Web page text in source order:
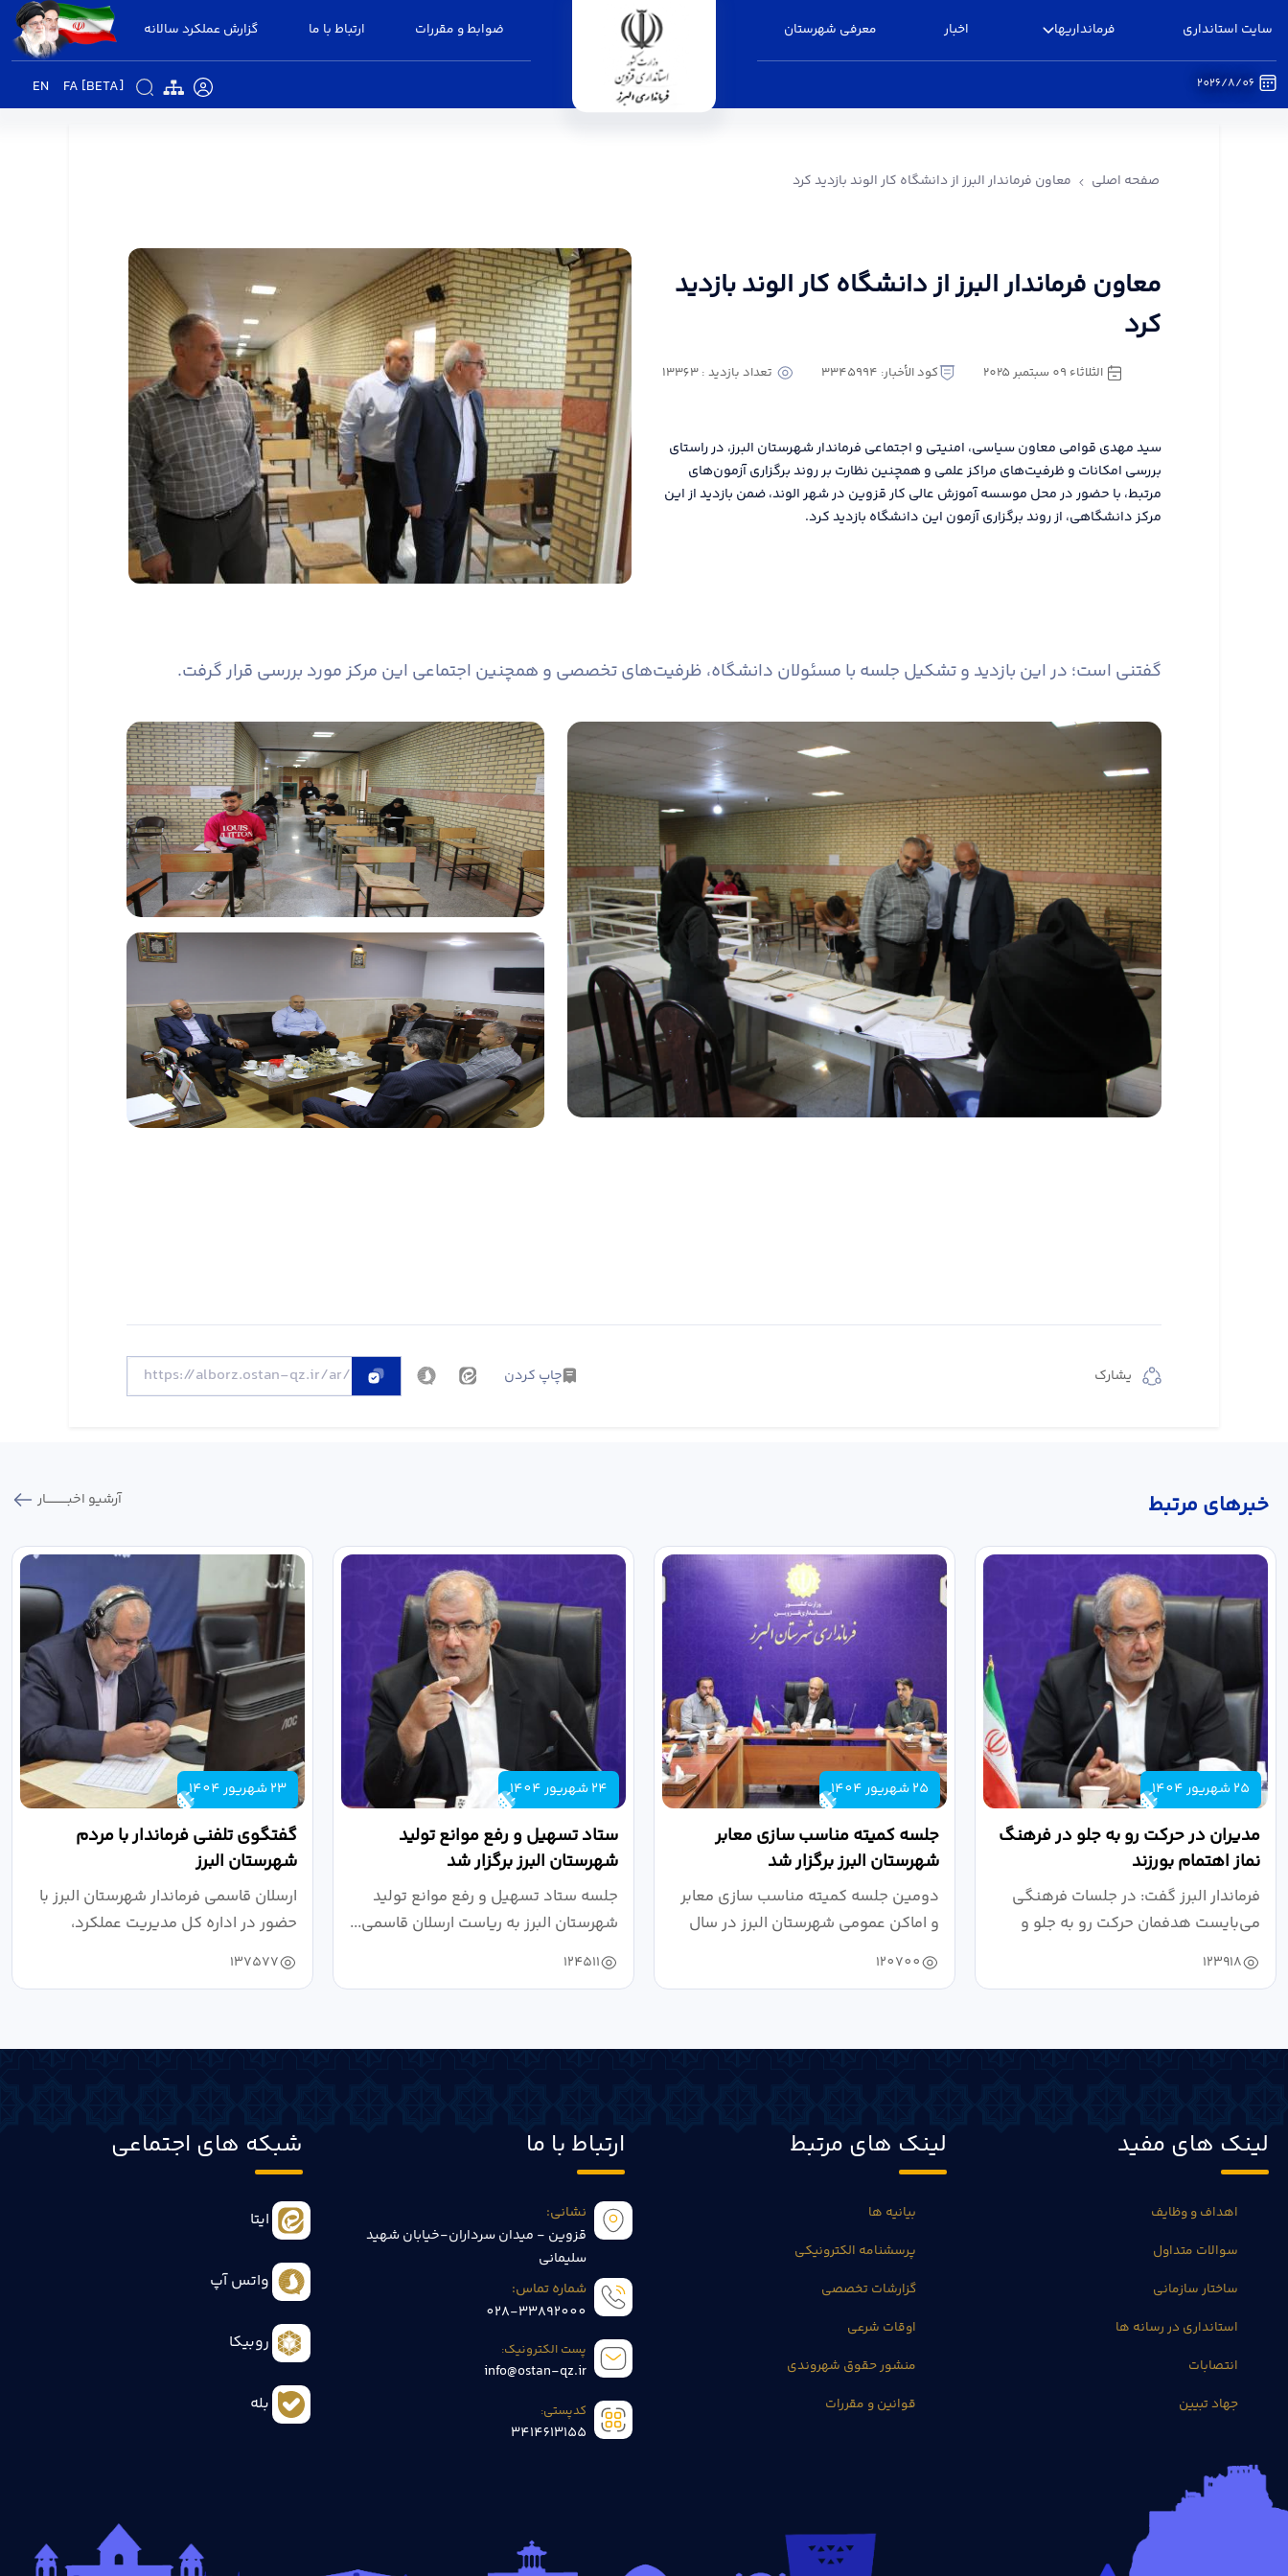
سایت استانداری فرمانداریها اخبار معرفی شهرستان ضوابط و مقررات ارتباط با ما گزارش عملکرد سالانه
FA [BETA]
EN 2026/8/06
صفحه اصلی معاون فرماندار البرز از دانشگاه کار الوند بازدید کرد
معاون فرماندار البرز از دانشگاه کار الوند بازدید
کرد
الثلاثاء ٠٩ سبتمبر ٢٠٢٥ كود الأخبار: 3345994 تعداد بازدید : 13363
سید مهدی قوامی معاون سیاسی، امنیتی و اجتماعی فرماندار شهرستان البرز، در راستای
بررسی امکانات و ظرفیت‌های مراکز علمی و همچنین نظارت بر روند برگزاری آزمون‌های
مرتبط، با حضور در محل موسسه آموزش عالی کار قزوین در شهر الوند، ضمن بازدید از این
مرکز دانشگاهی، از روند برگزاری آزمون این دانشگاه بازدید کرد.
گفتنی است؛ در این بازدید و تشکیل جلسه با مسئولان دانشگاه، ظرفیت‌های تخصصی و همچنین اجتماعی این مرکز مورد بررسی قرار گرفت.
يشارك چاپ کردن
خبر‌های مرتبط آرشیو اخبـــــــــــار
25 شهریور 1404
مدیران در حرکت رو به جلو در فرهنگ
نماز اهتمام بورزند
فرماندار البرز گفت: در جلسات فرهنگی
می‌بایست هدفمان حرکت رو به جلو و
دستیابی...
123918
25 شهریور 1404
جلسه کمیته مناسب سازی معابر
شهرستان البرز برگزار شد
دومین جلسه کمیته مناسب سازی معابر
و اماکن عمومی شهرستان البرز در سال
۱۴۰۴ به...
120700
24 شهریور 1404
ستاد تسهیل و رفع موانع تولید
شهرستان البرز برگزار شد
جلسه ستاد تسهیل و رفع موانع تولید
شهرستان البرز به ریاست ارسلان قاسمی...
124511
23 شهریور 1404
گفتگوی تلفنی فرماندار با مردم
شهرستان البرز
ارسلان قاسمی فرماندار شهرستان البرز با
حضور در اداره کل مدیریت عملکرد،
بازرسی...
137577
لینک های مفید
اهداف و وظایف
سوالات متداول
ساختار سازمانی
استانداری در رسانه ها
انتصابات
جهاد تبیین
لینک های مرتبط
بیانیه ها
پرسشنامه الکترونیکی
گزارشات تخصصی
اوقات شرعی
منشور حقوق شهروندی
قوانین و مقررات
ارتباط با ما
نشانی:
قزوین - میدان سرداران-خیابان شهید
سلیمانی
شماره تماس:
028-33892000
پست الکترونیک:
info@ostan-qz.ir
کدپستی:
3414613155
شبکه های اجتماعی
ایتا
واتس آپ
روبیکا
بله